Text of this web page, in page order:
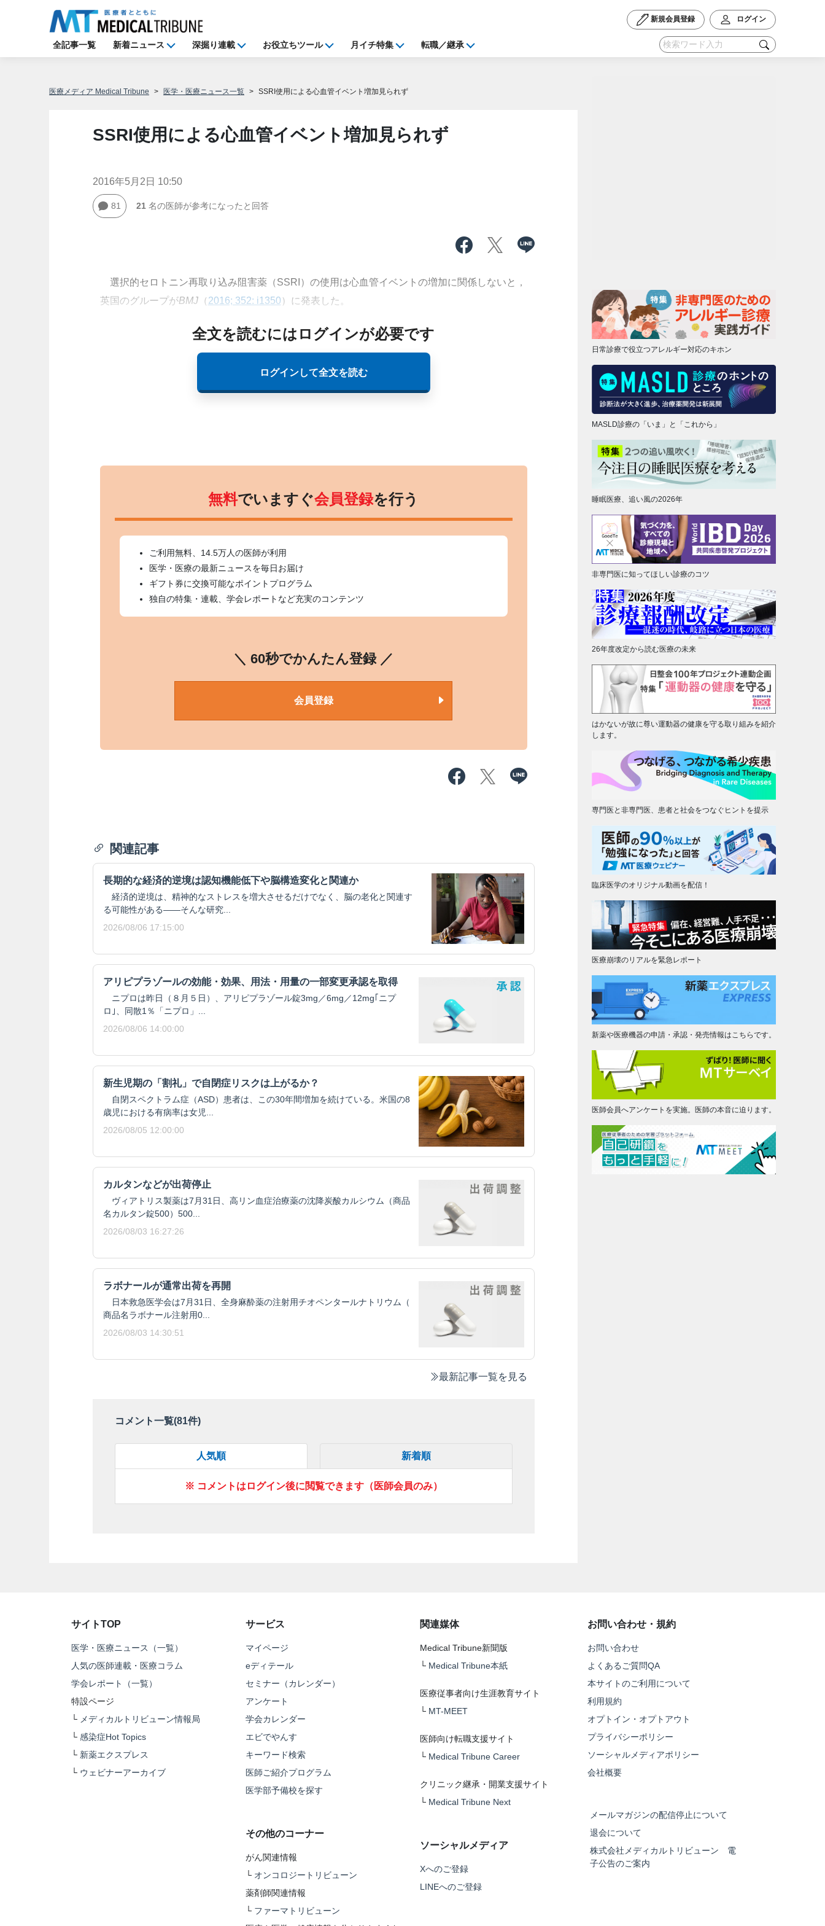
新規会員登録 ログイン
全記事一覧 新着ニュース 深掘り連載 お役立ちツール 月イチ特集 転職／継承
医療メディア Medical Tribune 医学・医療ニュース一覧 SSRI使用による心血管イベント増加見られず
SSRI使用による心血管イベント増加見られず
2016年5月2日 10:50
81 21 名の医師が参考になったと回答
選択的セロトニン再取り込み阻害薬（SSRI）の使用は心血管イベントの増加に関係しないと，
英国のグループがBMJ（ 2016; 352: i1350 ）に発表した。
全文を読むにはログインが必要です
ログインして全文を読む
無料でいますぐ会員登録を行う
ご利用無料、14.5万人の医師が利用
医学・医療の最新ニュースを毎日お届け
ギフト券に交換可能なポイントプログラム
独自の特集・連載、学会レポートなど充実のコンテンツ
＼ 60秒でかんたん登録 ／
会員登録
関連記事
長期的な経済的逆境は認知機能低下や脳構造変化と関連か
経済的逆境は、精神的なストレスを増大させるだけでなく、脳の老化と関連す
る可能性がある——そんな研究...
2026/08/06 17:15:00
アリピプラゾールの効能・効果、用法・用量の一部変更承認を取得
ニプロは昨日（８月５日）、アリピプラゾール錠3mg／6mg／12mg｢ニプ
ロ｣、同散1％「ニプロ」...
2026/08/06 14:00:00
新生児期の「割礼」で自閉症リスクは上がるか？
自閉スペクトラム症（ASD）患者は、この30年間増加を続けている。米国の8
歳児における有病率は女児...
2026/08/05 12:00:00
カルタンなどが出荷停止
ヴィアトリス製薬は7月31日、高リン血症治療薬の沈降炭酸カルシウム（商品
名カルタン錠500）500...
2026/08/03 16:27:26
ラボナールが通常出荷を再開
日本救急医学会は7月31日、全身麻酔薬の注射用チオペンタールナトリウム（
商品名ラボナール注射用0...
2026/08/03 14:30:51
最新記事一覧を見る
コメント一覧(81件)
人気順 新着順
※ コメントはログイン後に閲覧できます（医師会員のみ）
日常診療で役立つアレルギー対応のキホン
MASLD診療の「いま」と「これから」
睡眠医療、追い風の2026年
非専門医に知ってほしい診療のコツ
26年度改定から読む医療の未来
はかないが故に尊い運動器の健康を守る取り組みを紹介
します。
専門医と非専門医、患者と社会をつなぐヒントを提示
臨床医学のオリジナル動画を配信！
医療崩壊のリアルを緊急レポート
新薬や医療機器の申請・承認・発売情報はこちらです。
医師会員へアンケートを実施。医師の本音に迫ります。
サイトTOP
医学・医療ニュース（一覧）
人気の医師連載・医療コラム
学会レポート（一覧）
特設ページ
└ メディカルトリビューン情報局
└ 感染症Hot Topics
└ 新薬エクスプレス
└ ウェビナーアーカイブ
サービス
マイページ
eディテール
セミナー（カレンダー）
アンケート
学会カレンダー
エビでやんす
キーワード検索
医師ご紹介プログラム
医学部予備校を探す
その他のコーナー
がん関連情報
└ オンコロジートリビューン
薬剤師関連情報
└ ファーマトリビューン
関連媒体
Medical Tribune新聞版
└ Medical Tribune本紙
医療従事者向け生涯教育サイト
└ MT-MEET
医師向け転職支援サイト
└ Medical Tribune Career
クリニック継承・開業支援サイト
└ Medical Tribune Next
ソーシャルメディア
Xへのご登録
LINEへのご登録
お問い合わせ・規約
お問い合わせ
よくあるご質問QA
本サイトのご利用について
利用規約
オプトイン・オプトアウト
プライバシーポリシー
ソーシャルメディアポリシー
会社概要
メールマガジンの配信停止について
退会について
株式会社メディカルトリビューン 電
子公告のご案内